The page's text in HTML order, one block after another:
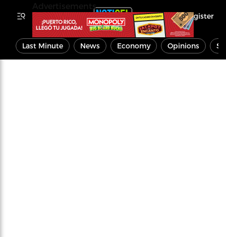
Register
Last Minute News Economy Opinions
Advertisements